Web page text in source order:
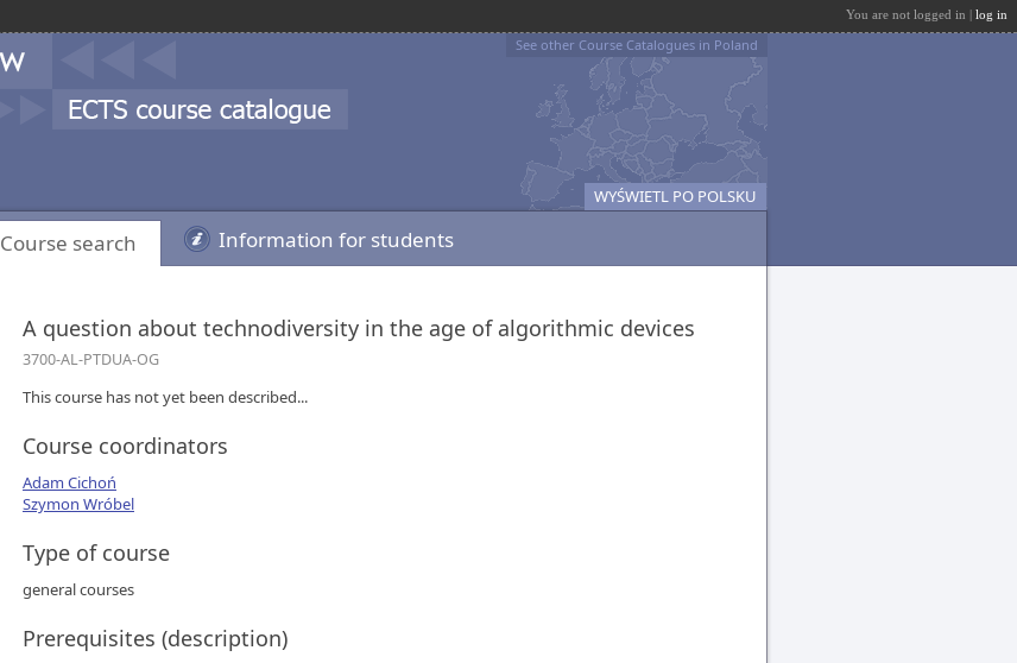
You are not logged in | log in
See other Course Catalogues in Poland
WYŚWIETL PO POLSKU
Course search Information for students
A question about technodiversity in the age of algorithmic devices
3700-AL-PTDUA-OG
This course has not yet been described...
Course coordinators
Adam Cichoń
Szymon Wróbel
Type of course
general courses
Prerequisites (description)